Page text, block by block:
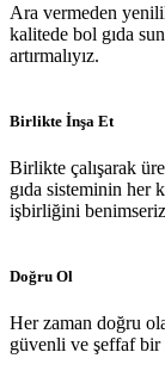
Ara vermeden
kalitede bol gıda
artırmalıyız.
Birlikte İnşa Et
Birlikte çalışarak
gıda sisteminin her
işbirliğini
Doğru Ol
Her zaman doğru
güvenli ve şeffaf